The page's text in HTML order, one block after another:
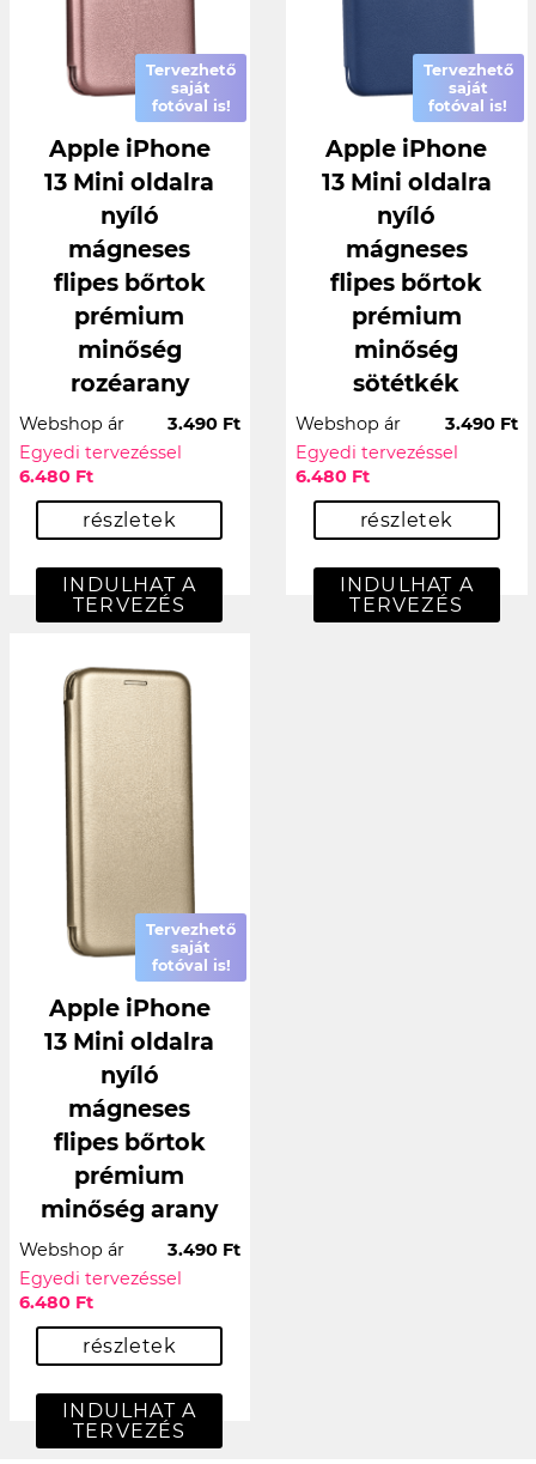
Tervezhető
saját
fotóval is!
Apple iPhone
13 Mini oldalra
nyíló
mágneses
flipes bőrtok
prémium
minőség
rozéarany
Webshop ár
3.490 Ft
Egyedi tervezéssel
6.480 Ft
részletek
INDULHAT A
TERVEZÉS
Tervezhető
saját
fotóval is!
Apple iPhone
13 Mini oldalra
nyíló
mágneses
flipes bőrtok
prémium
minőség
sötétkék
Webshop ár
3.490 Ft
Egyedi tervezéssel
6.480 Ft
részletek
INDULHAT A
TERVEZÉS
Tervezhető
saját
fotóval is!
Apple iPhone
13 Mini oldalra
nyíló
mágneses
flipes bőrtok
prémium
minőség arany
Webshop ár
3.490 Ft
Egyedi tervezéssel
6.480 Ft
részletek
INDULHAT A
TERVEZÉS